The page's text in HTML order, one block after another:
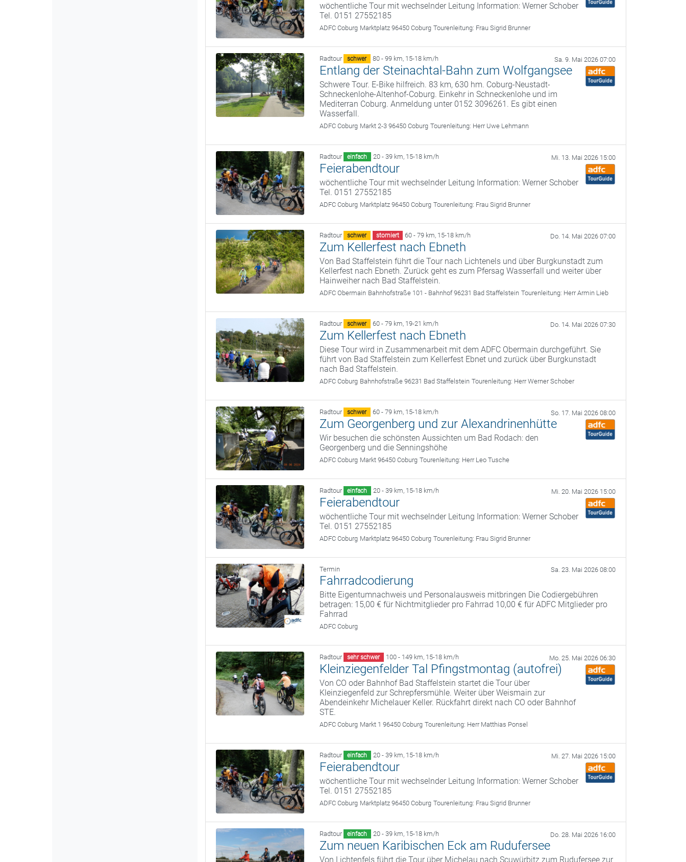
wöchentliche Tour mit wechselnder Leitung Information: Werner Schober
Tel. 0151 27552185
ADFC Coburg Marktplatz 96450 Coburg Tourenleitung: Frau Sigrid Brunner
Radtour schwer 80 - 99 km, 15-18 km/h Sa. 9. Mai 2026 07:00
Entlang der Steinachtal-Bahn zum Wolfgangsee
Schwere Tour. E-Bike hilfreich. 83 km, 630 hm. Coburg-Neustadt-
Schneckenlohe-Altenhof-Coburg. Einkehr in Schneckenlohe und im
Mediterran Coburg. Anmeldung unter 0152 3096261. Es gibt einen
Wasserfall.
ADFC Coburg Markt 2-3 96450 Coburg Tourenleitung: Herr Uwe Lehmann
Radtour einfach 20 - 39 km, 15-18 km/h Mi. 13. Mai 2026 15:00
Feierabendtour
wöchentliche Tour mit wechselnder Leitung Information: Werner Schober
Tel. 0151 27552185
ADFC Coburg Marktplatz 96450 Coburg Tourenleitung: Frau Sigrid Brunner
Radtour schwer storniert 60 - 79 km, 15-18 km/h Do. 14. Mai 2026 07:00
Zum Kellerfest nach Ebneth
Von Bad Staffelstein führt die Tour nach Lichtenels und über Burgkunstadt zum
Kellerfest nach Ebneth. Zurück geht es zum Pfersag Wasserfall und weiter über
Hainweiher nach Bad Staffelstein.
ADFC Obermain Bahnhofstraße 101 - Bahnhof 96231 Bad Staffelstein Tourenleitung: Herr Armin Lieb
Radtour schwer 60 - 79 km, 19-21 km/h Do. 14. Mai 2026 07:30
Zum Kellerfest nach Ebneth
Diese Tour wird in Zusammenarbeit mit dem ADFC Obermain durchgeführt. Sie
führt von Bad Staffelstein zum Kellerfest Ebnet und zurück über Burgkunstadt
nach Bad Staffelstein.
ADFC Coburg Bahnhofstraße 96231 Bad Staffelstein Tourenleitung: Herr Werner Schober
Radtour schwer 60 - 79 km, 15-18 km/h So. 17. Mai 2026 08:00
Zum Georgenberg und zur Alexandrinenhütte
Wir besuchen die schönsten Aussichten um Bad Rodach: den
Georgenberg und die Senningshöhe
ADFC Coburg Markt 96450 Coburg Tourenleitung: Herr Leo Tusche
Radtour einfach 20 - 39 km, 15-18 km/h Mi. 20. Mai 2026 15:00
Feierabendtour
wöchentliche Tour mit wechselnder Leitung Information: Werner Schober
Tel. 0151 27552185
ADFC Coburg Marktplatz 96450 Coburg Tourenleitung: Frau Sigrid Brunner
Termin Sa. 23. Mai 2026 08:00
Fahrradcodierung
Bitte Eigentumnachweis und Personalausweis mitbringen Die Codiergebühren
betragen: 15,00 € für Nichtmitglieder pro Fahrrad 10,00 € für ADFC Mitglieder pro
Fahrrad
ADFC Coburg
Radtour sehr schwer 100 - 149 km, 15-18 km/h Mo. 25. Mai 2026 06:30
Kleinziegenfelder Tal Pfingstmontag (autofrei)
Von CO oder Bahnhof Bad Staffelstein startet die Tour über
Kleinziegenfeld zur Schrepfersmühle. Weiter über Weismain zur
Abendeinkehr Michelauer Keller. Rückfahrt direkt nach CO oder Bahnhof
STE.
ADFC Coburg Markt 1 96450 Coburg Tourenleitung: Herr Matthias Ponsel
Radtour einfach 20 - 39 km, 15-18 km/h Mi. 27. Mai 2026 15:00
Feierabendtour
wöchentliche Tour mit wechselnder Leitung Information: Werner Schober
Tel. 0151 27552185
ADFC Coburg Marktplatz 96450 Coburg Tourenleitung: Frau Sigrid Brunner
Radtour einfach 20 - 39 km, 15-18 km/h Do. 28. Mai 2026 16:00
Zum neuen Karibischen Eck am Rudufersee
Von Lichtenfels führt die Tour über Michelau nach Scuwürbitz zum Rudufersee zur